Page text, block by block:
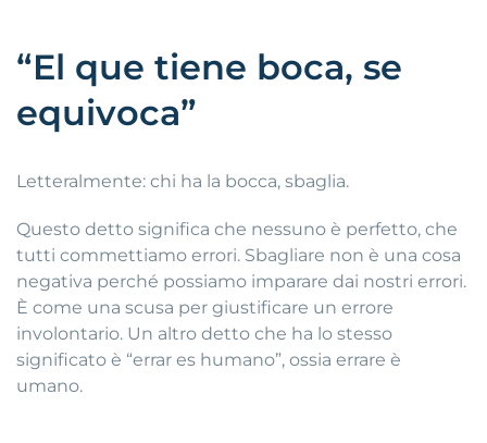
“El que tiene boca, se
equivoca”
Letteralmente: chi ha la bocca, sbaglia.
Questo detto significa che nessuno è perfetto, che
tutti commettiamo errori. Sbagliare non è una cosa
negativa perché possiamo imparare dai nostri errori.
È come una scusa per giustificare un errore
involontario. Un altro detto che ha lo stesso
significato è “errar es humano”, ossia errare è
umano.